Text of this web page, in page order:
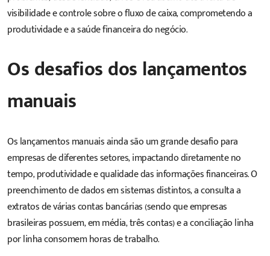
visibilidade e controle sobre o fluxo de caixa, comprometendo a
produtividade e a saúde financeira do negócio.
Os desafios dos lançamentos
manuais
Os lançamentos manuais ainda são um grande desafio para
empresas de diferentes setores, impactando diretamente no
tempo, produtividade e qualidade das informações financeiras. O
preenchimento de dados em sistemas distintos, a consulta a
extratos de várias contas bancárias (sendo que empresas
brasileiras possuem, em média, três contas) e a conciliação linha
por linha consomem horas de trabalho.